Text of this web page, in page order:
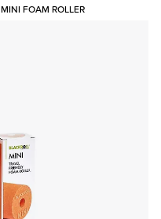
MINI FOAM ROLLER